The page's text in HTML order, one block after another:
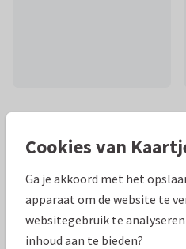
Cookies van
Ga je akkoord met het
apparaat om de website te
websitegebruik te
inhoud aan te bieden?